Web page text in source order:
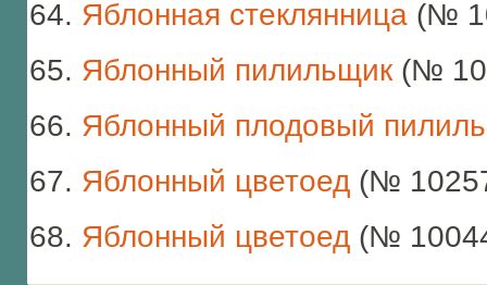
Яблонная стеклянница (№
Яблонный пилильщик (№
Яблонный плодовый
Яблонный цветоед (№
Яблонный цветоед (№